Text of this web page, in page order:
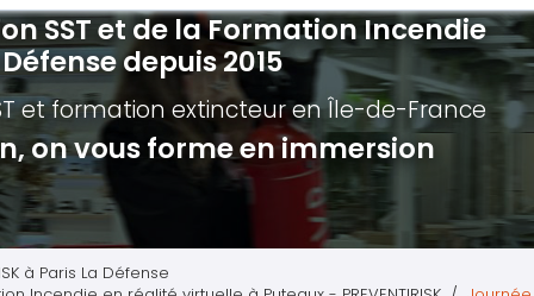
incendie - Guide et Serre file
de première intervention
Extincteurs
en réalité augmentée
Évacuation établissements de
Évacuation secteur tertiaire
Évacuation secteur industriel
SST et de la Formation Incendie
depuis 2015
et formation extincteuren Île-de-France
on vous forme en immersion
à Paris La Défense